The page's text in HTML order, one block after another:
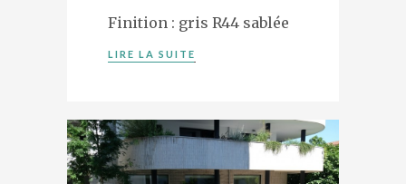
Finition : gris R44 sablée
LIRE LA SUITE